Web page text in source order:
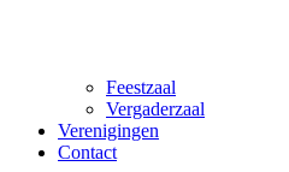
Feestzaal
Vergaderzaal
Verenigingen
Contact